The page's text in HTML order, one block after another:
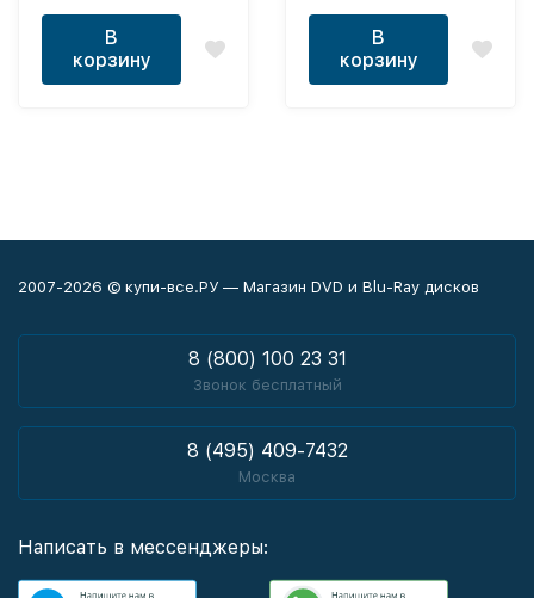
В
корзину
В
корзину
2007-2026 © купи-все.РУ — Магазин DVD и Blu-Ray дисков
8 (800) 100 23 31
Звонок бесплатный
8 (495) 409-7432
Москва
Написать в мессенджеры: